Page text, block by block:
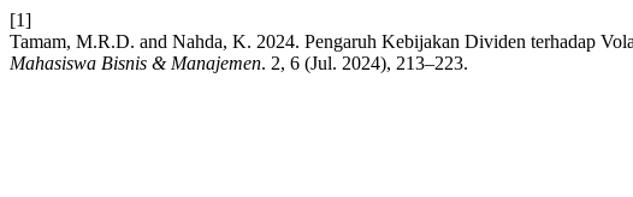
[1]
Tamam, M.R.D. and Nahda, K. 2024. Pengaruh Kebijakan Dividen terhadap
Mahasiswa Bisnis & Manajemen. 2, 6 (Jul. 2024), 213–223.